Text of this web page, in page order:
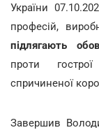
України
професій,
підлягають
проти
спричиненої
Завершив